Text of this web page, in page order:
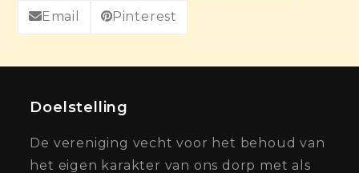
Email Pinterest
Doelstelling
De vereniging vecht voor het behoud van
het eigen karakter van ons dorp met als